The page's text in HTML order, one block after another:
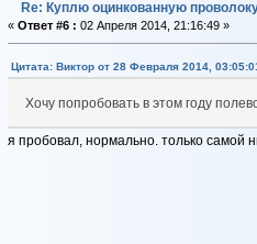
Re: Куплю оцинкованную
« Ответ #6 : 02 Апреля 2014, 21:16:49 »
Цитата: Виктор от 28 Февраля 2014,
Хочу попробовать в этом году
я пробовал, нормально. только самой